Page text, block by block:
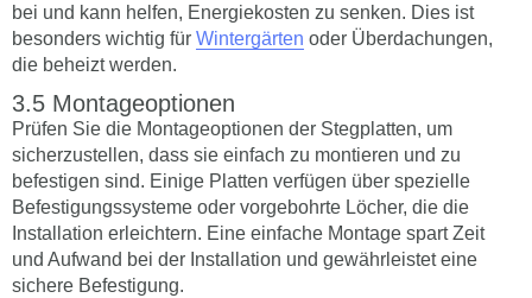
bei und kann helfen, Energiekosten zu senken. Dies ist
besonders wichtig für Wintergärten oder Überdachungen,
die beheizt werden.
Montageoptionen
Prüfen Sie die Montageoptionen der Stegplatten, um
sicherzustellen, dass sie einfach zu montieren und zu
befestigen sind. Einige Platten verfügen über spezielle
Befestigungssysteme oder vorgebohrte Löcher, die die
Installation erleichtern. Eine einfache Montage spart Zeit
und Aufwand bei der Installation und gewährleistet eine
sichere Befestigung.